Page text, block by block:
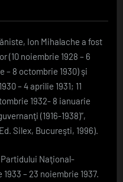
Ion Mihalache a fost
(10 noiembrie 1928 – 6
– 8 octombrie 1930) şi
– 4 aprilie 1931; 11
1932- 8 ianuarie
(1916-1938)”,
Silex, Bucureşti, 1996).
Naţional-
– 23 noiembrie 1937.